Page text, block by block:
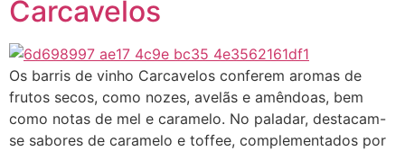
Carcavelos
Os barris de vinho Carcavelos conferem aromas de
frutos secos, como nozes, avelãs e amêndoas, bem
como notas de mel e caramelo. No paladar, destacam-
se sabores de caramelo e toffee, complementados por